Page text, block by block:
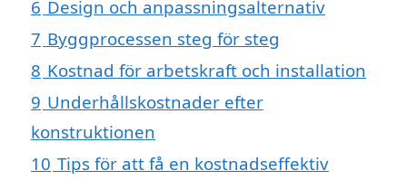
6 Design och anpassningsalternativ
7 Byggprocessen steg för steg
8 Kostnad för arbetskraft och installation
9 Underhållskostnader efter
konstruktionen
10 Tips för att få en kostnadseffektiv